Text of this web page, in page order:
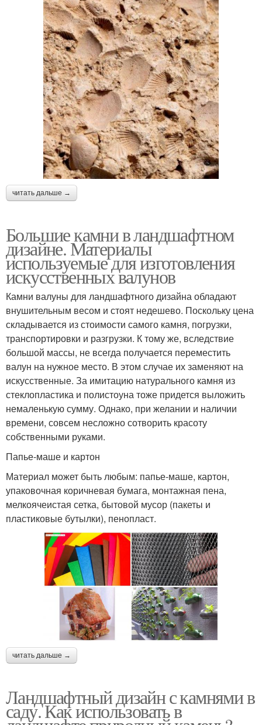
читать дальше →
Большие камни в ландшафтном
дизайне. Материалы
используемые для изготовления
искусственных валунов
Камни валуны для ландшафтного дизайна обладают
внушительным весом и стоят недешево. Поскольку цена
складывается из стоимости самого камня, погрузки,
транспортировки и разгрузки. К тому же, вследствие
большой массы, не всегда получается переместить
валун на нужное место. В этом случае их заменяют на
искусственные. За имитацию натурального камня из
стеклопластика и полистоуна тоже придется выложить
немаленькую сумму. Однако, при желании и наличии
времени, совсем несложно сотворить красоту
собственными руками.
Папье-маше и картон
Материал может быть любым: папье-маше, картон,
упаковочная коричневая бумага, монтажная пена,
мелкоячеистая сетка, бытовой мусор (пакеты и
пластиковые бутылки), пенопласт.
читать дальше →
Ландшафтный дизайн с камнями в
саду. Как использовать в